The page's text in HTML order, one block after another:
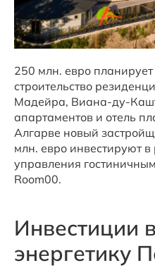
250 млн. евро планирует
строительство
Мадейра, Виана-ду-
апартаментов и отель
Алгарве новый
млн. евро инвестируют
управления
Room00.
Инвестиции
энергетику